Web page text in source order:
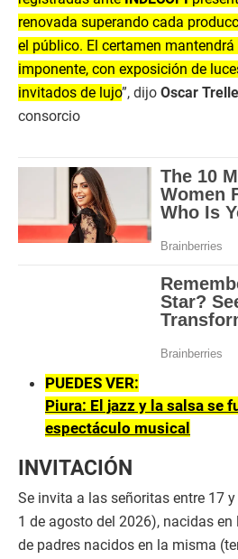
renovada superando cada
el público. El certamen
imponente, con exposición de
invitados de lujo”, dijo Oscar
consorcio
PUEDES VER:
Piura: El jazz y la salsa se
espectáculo musical
INVITACIÓN
Se invita a las señoritas entre 17
1 de agosto del 2026), nacidas
de padres nacidos en la misma